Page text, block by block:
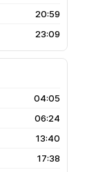
20:59
23:09
04:05
06:24
13:40
17:38